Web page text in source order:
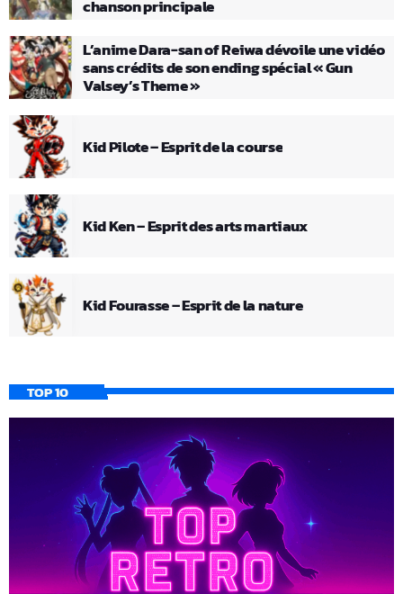
chanson principale
L’anime Dara-san of Reiwa dévoile une vidéo
sans crédits de son ending spécial « Gun
Valsey’s Theme »
Kid Pilote – Esprit de la course
Kid Ken – Esprit des arts martiaux
Kid Fourasse – Esprit de la nature
TOP 10